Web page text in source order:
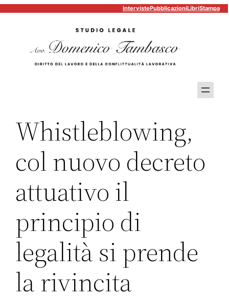
Vai
IntervistePubblicazioniLibriStampa
Whistleblowing,
col nuovo decreto
attuativo il
principio di
legalità si prende
la rivincita